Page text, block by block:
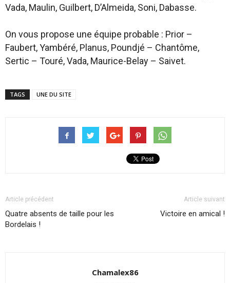
Vada, Maulin, Guilbert, D’Almeida, Soni, Dabasse.
On vous propose une équipe probable : Prior –
Faubert, Yambéré, Planus, Poundjé – Chantôme,
Sertic – Touré, Vada, Maurice-Belay – Saivet.
TAGS UNE DU SITE
Article précédent
Quatre absents de taille pour les
Bordelais !
Article suivant
Victoire en amical !
Chamalex86